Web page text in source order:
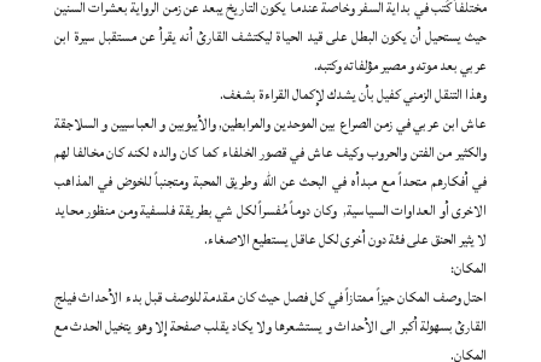
مختلفاً كُتب في بداية السفر وخاصة عندما يكون التاريخ يبعد عن زمن الرواية بعشرات السنين
حيث يستحيل أن يكون البطل على قيد الحياة ليكتشف القارئ أنه يقرأ عن مستقبل سيرة ابن
عربي بعد موته و مصير مؤلفاته وكتبه.
وهذا التنقل الزمني كفيل بأن يشدك لإكمال القراءة بشغف.
عاش ابن عربي في زمن الصراع بين الموحدين والمرابطين, والأيبوبين و العباسيين و السلاجقة
والكثير من الفتن والحروب وكيف عاش في قصور الخلفاء كما كان والده لكنه كان مخالفا لهم
في أفكارهم متحداً مع مبدأه في البحث عن الله وطريق المحبة ومتجنباً للخوض في المذاهب
الاخرى أو العداوات السياسية, وكان دوماً مُفسراً لكل شي بطريقة فلسفية ومن منظور محايد
لا يثير الحنق على فئة دون أخرى لكل عاقل يستطيع الاصغاء.
المكان:
احتل وصف المكان حيزاً ممتازاً في كل فصل حيث كان مقدمة للوصف قبل بدء الأحداث فيلج
القارئ بسهولة أكبر الى الأحداث و يستشعرها ولا يكاد يقلب صفحة إلا وهو يتخيل الحدث مع
المكان.